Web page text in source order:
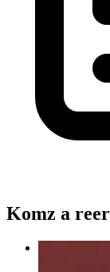
Komz a